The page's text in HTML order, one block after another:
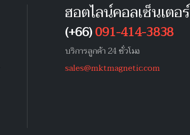
ฮอตไลน์คอลเซ็นเตอร์
(+66)091-414-3838
บริการลูกค้า 24 ชั่วโมง
sales@mktmagnetic.com